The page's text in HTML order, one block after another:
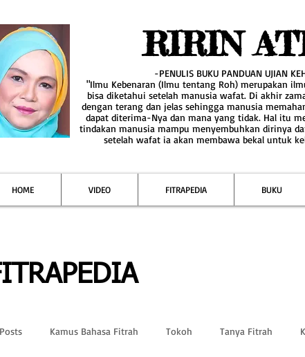
RIRIN
-PENULIS BUKU PANDUAN UJIAN
"Ilmu Kebenaran (Ilmu tentang Roh) merupakan
bisa diketahui setelah manusia wafat. Di akhir
dengan terang dan jelas sehingga manusia
dapat diterima-Nya dan mana yang tidak. Hal itu
tindakan manusia mampu menyembuhkan dirinya
setelah wafat ia akan membawa bekal untuk
HOME VIDEO FITRAPEDIA BUKU
Kamus Bahasa Fitrah Tokoh Tanya Fitrah